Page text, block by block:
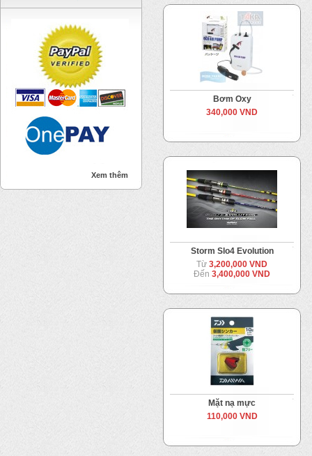
Xem thêm
Bơm Oxy
340,000 VND
Storm Slo4 Evolution
Từ 3,200,000 VND
Đến 3,400,000 VND
Mặt nạ mực
110,000 VND